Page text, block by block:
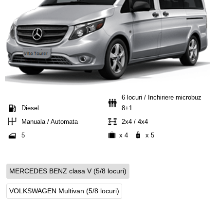
Diesel
6 locuri / Inchiriere microbuz
8+1
Manuala / Automata
2x4 / 4x4
5
x 4 x 5
MERCEDES BENZ clasa V (5/8 locuri)
VOLKSWAGEN Multivan (5/8 locuri)